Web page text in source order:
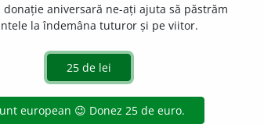
donație aniversară ne-ați ajuta să păstrăm
la îndemâna tuturor și pe viitor.